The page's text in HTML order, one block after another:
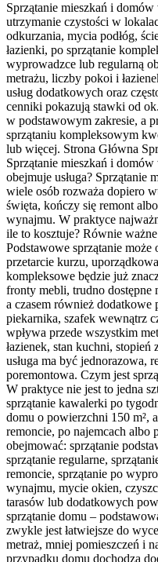
Sprzątanie mieszkań i
utrzymanie czystości w
odkurzania, mycia podłóg,
łazienki, po sprzątanie
wyprowadzce lub regularną
metrażu, liczby pokoi i
usług dodatkowych oraz
cenniki pokazują stawki od
w podstawowym zakresie, a
sprzątaniu kompleksowym
lub więcej. Strona Główna
Sprzątanie mieszkań i
obejmuje usługa? Sprzątanie
wiele osób rozważa dopiero
święta, kończy się remont
wynajmu. W praktyce
ile to kosztuje? Równie
Podstawowe sprzątanie może
przetarcie kurzu,
kompleksowe będzie już
fronty mebli, trudno dostępne
a czasem również
piekarnika, szafek wewnątrz
wpływa przede wszystkim
łazienek, stan kuchni,
usługa ma być jednorazowa,
poremontowa. Czym jest
W praktyce nie jest to jedna
sprzątanie kawalerki po
domu o powierzchni 150 m²,
remoncie, po najemcach albo
obejmować: sprzątanie
sprzątanie regularne,
remoncie, sprzątanie po
wynajmu, mycie okien,
tarasów lub dodatkowych
sprzątanie domu –
zwykle jest łatwiejsze do
metraż, mniej pomieszczeń i
przypadku domu dochodzą